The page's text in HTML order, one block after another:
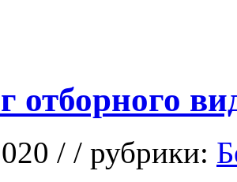
отборного
/ / рубрики: